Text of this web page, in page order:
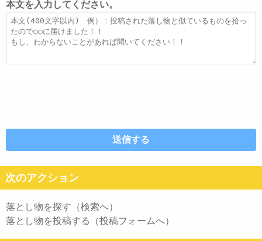
レ
ス
ト
ル
本文を入力してください。
本
文
次のアクション
落とし物を探す（検索へ）
落とし物を投稿する（投稿フォームへ）